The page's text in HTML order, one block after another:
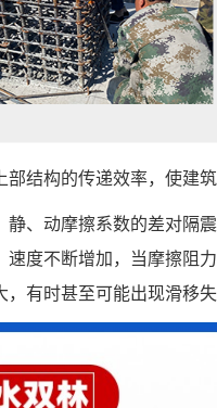
部结构的传递效率，使建
静、动摩擦系数的差对隔
速度不断增加，当摩擦阻
，有时甚至可能出现滑移